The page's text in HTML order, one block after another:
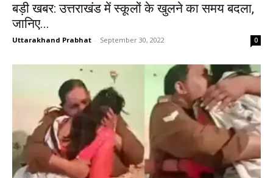
बड़ी खबर: उत्तराखंड में स्कूलों के खुलने का समय बदला,
जानिए...
Uttarakhand Prabhat - September 30, 2022 0